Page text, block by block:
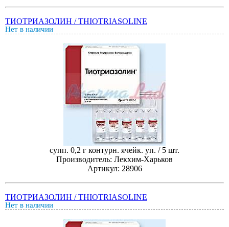
ТИОТРИАЗОЛИН / THIOTRIASOLINE
Нет в наличии
супп. 0,2 г контурн. ячейк. уп. / 5 шт.
Производитель: Лекхим-Харьков
Артикул: 28906
ТИОТРИАЗОЛИН / THIOTRIASOLINE
Нет в наличии